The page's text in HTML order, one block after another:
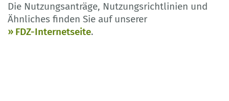
Die Nutzungsanträge, Nutzungsrichtlinien und
Ähnliches finden Sie auf unserer
FDZ-Internetseite.